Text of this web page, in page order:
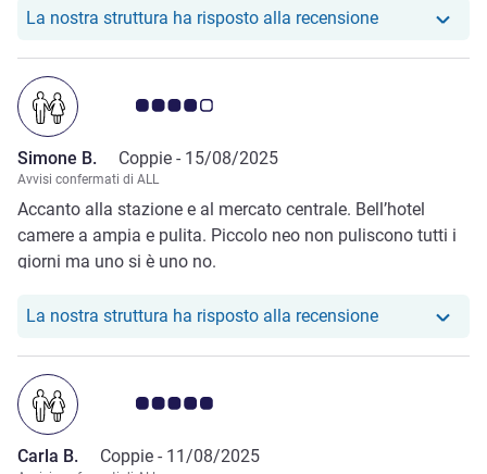
La nostra struttura ha risposto alla recensioneIl nostro hotel
Giudizio clienti 4.0/5
Simone B. Coppie - 15/08/2025
Avvisi confermati di ALL
Accanto alla stazione e al mercato centrale. Bell’hotel
camere a ampia e pulita. Piccolo neo non puliscono tutti i
giorni ma uno si è uno no.
La nostra struttura ha risposto alla recensioneIl nostro hotel
Giudizio clienti 5.0/5
Carla B. Coppie - 11/08/2025